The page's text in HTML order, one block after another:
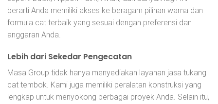
berarti Anda memiliki akses ke beragam pilihan warna dan
formula cat terbaik yang sesuai dengan preferensi dan
anggaran Anda.
Lebih dari Sekedar Pengecatan
Masa Group tidak hanya menyediakan layanan jasa tukang
cat tembok. Kami juga memiliki peralatan konstruksi yang
lengkap untuk menyokong berbagai proyek Anda. Selain itu,